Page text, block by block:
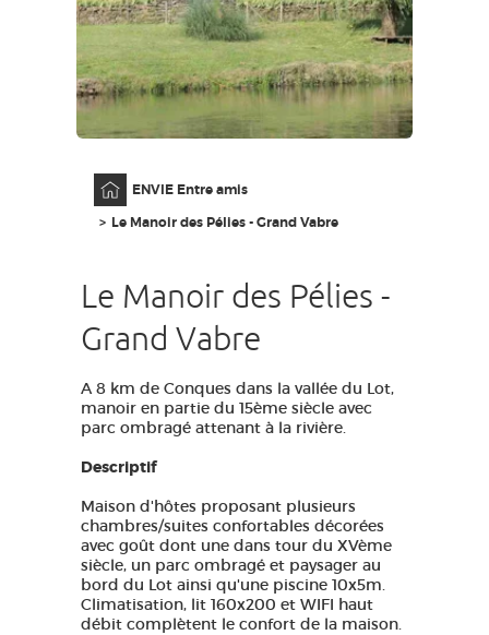
MA SÉLECTION
FR
ENVIE Entre amis
Le Manoir des Pélies - Grand Vabre
Le Manoir des Pélies -
Grand Vabre
A 8 km de Conques dans la vallée du Lot,
manoir en partie du 15ème siècle avec
parc ombragé attenant à la rivière.
Descriptif
Maison d'hôtes proposant plusieurs
chambres/suites confortables décorées
avec goût dont une dans tour du XVème
siècle, un parc ombragé et paysager au
bord du Lot ainsi qu'une piscine 10x5m.
Climatisation, lit 160x200 et WIFI haut
débit complètent le confort de la maison.